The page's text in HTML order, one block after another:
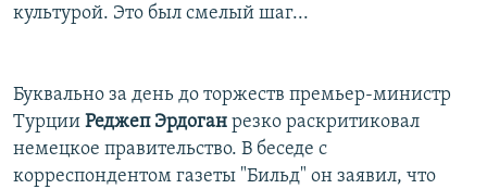
культурой. Это был смелый шаг...
Буквально за день до торжеств премьер-министр
Турции Реджеп Эрдоган резко раскритиковал
немецкое правительство. В беседе с
корреспондентом газеты "Бильд" он заявил, что